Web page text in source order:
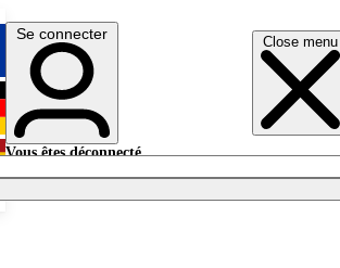
Close menu
English
Deutsch
Se connecter
Vous êtes déconnecté.